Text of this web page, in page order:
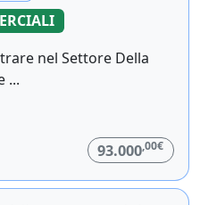
nel Settore Della
...
93.000,00€